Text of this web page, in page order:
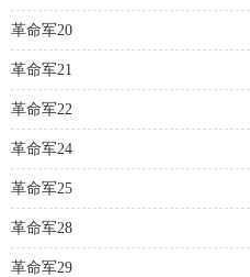
革命军20
革命军21
革命军22
革命军24
革命军25
革命军28
革命军29